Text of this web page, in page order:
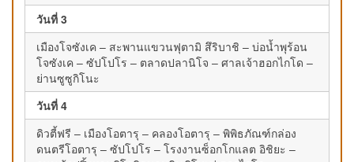
วันที่ 3
เมืองโจซังเค – สะพานแขวนฟุตามิ สึริบาชิ – บ่อน้ำพุร้อน
โจซังเค – ซัปโปโร – ตลาดปลานิโจ – ศาลเจ้าฮอกไกโด –
ย่านซูซูกิโนะ
วันที่ 4
ดิวตี้ฟรี – เมืองโอตารุ – คลองโอตารุ – พิพิธภัณฑ์กล่อง
ดนตรีโอตารุ – ซัปโปโร – โรงงานซ็อกโกแลต อิชิยะ –